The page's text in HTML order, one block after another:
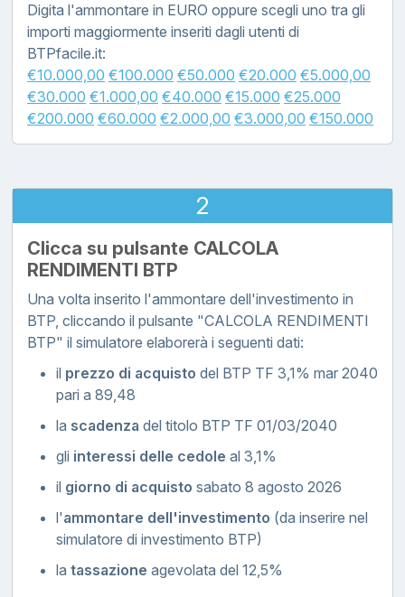
Digita l'ammontare in EURO oppure scegli uno tra gli
importi maggiormente inseriti dagli utenti di
BTPfacile.it:
€10.000,00 €100.000 €50.000 €20.000 €5.000,00
€30.000 €1.000,00 €40.000 €15.000 €25.000
€200.000 €60.000 €2.000,00 €3.000,00 €150.000
2
Clicca su pulsante CALCOLA
RENDIMENTI BTP
Una volta inserito l'ammontare dell'investimento in
BTP, cliccando il pulsante "CALCOLA RENDIMENTI
BTP" il simulatore elaborerà i seguenti dati:
il prezzo di acquisto del BTP TF 3,1% mar 2040
pari a 89,48
la scadenza del titolo BTP TF 01/03/2040
gli interessi delle cedole al 3,1%
il giorno di acquisto sabato 8 agosto 2026
l'ammontare dell'investimento (da inserire nel
simulatore di investimento BTP)
la tassazione agevolata del 12,5%